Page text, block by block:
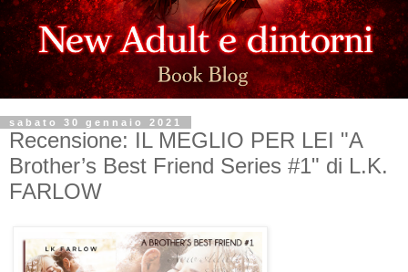
sabato 30 gennaio 2021
Recensione: IL MEGLIO PER LEI "A
Brother’s Best Friend Series #1" di L.K.
FARLOW